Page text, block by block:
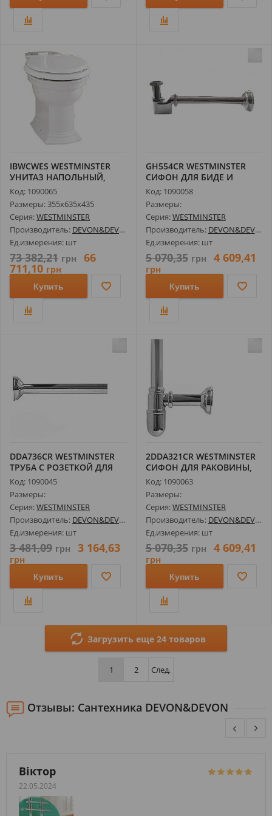
IBWCWES WESTMINSTER
УНИТАЗ НАПОЛЬНЫЙ,
365Х486ММ, БЕЛ...
Код: 1090065
Размеры: 355х635х435
Серия:WESTMINSTER
Производитель: DEVON&DEVON
Ед.измерения: шт
73 382,21 грн 66
711,10 грн
Купить
GH554CR WESTMINSTER
СИФОН ДЛЯ БИДЕ И
РАКОВИНЫ, ХРОМ
Код: 1090058
Размеры:
Серия:WESTMINSTER
Производитель: DEVON&DEVON
Ед.измерения: шт
5 070,35 грн 4 609,41
грн
Купить
DDA736CR WESTMINSTER
ТРУБА С РОЗЕТКОЙ ДЛЯ
УНИТАЗА, Х...
Код: 1090045
Размеры:
Серия:WESTMINSTER
Производитель: DEVON&DEVON
Ед.измерения: шт
3 481,09 грн 3 164,63
грн
Купить
2DDA321CR WESTMINSTER
СИФОН ДЛЯ РАКОВИНЫ,
ХРОМ
Код: 1090063
Размеры:
Серия:WESTMINSTER
Производитель: DEVON&DEVON
Ед.измерения: шт
5 070,35 грн 4 609,41
грн
Купить
Загрузить еще 24 товаров
1 2 След.
Отзывы: Сантехника DEVON&DEVON
Віктор
22.05.2024